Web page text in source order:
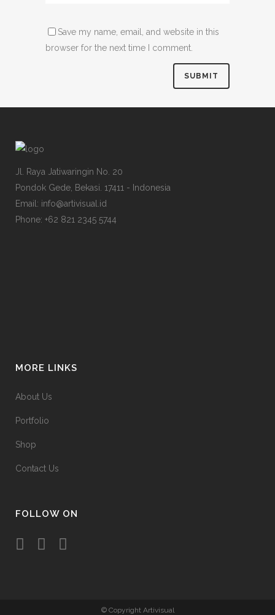
Save my name, email, and website in this
browser for the next time I comment.
Jl. Raya Jatiwaringin No. 20
Pondok Gede, Bekasi. 17411 - Indonesia
Email: info@artivisual.id
Phone: +62 821 2345 5744
MORE LINKS
About Us
Portfolio
Shop
Contact Us
FOLLOW ON
© Copyright Artivisual